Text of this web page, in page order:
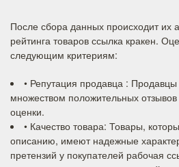
После сбора данных происходит их
рейтинга товаров ссылка кракен.
следующим критериям:
• Репутация продавца :
множеством положительных
оценки.
• Качество товара: Товары,
описанию, имеют надежные
претензий у покупателей рабочая